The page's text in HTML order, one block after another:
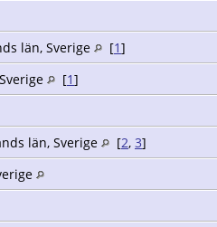
län, Sverige [1]
[1]
län, Sverige [2, 3]